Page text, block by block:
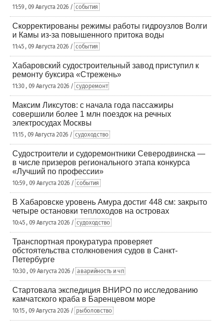
11:59 , 09 Августа 2026 / события
Скорректированы режимы работы гидроузлов Волги
и Камы из-за повышенного притока воды
11:45 , 09 Августа 2026 / события
Хабаровский судостроительный завод приступил к
ремонту буксира «Стрежень»
11:30 , 09 Августа 2026 / судоремонт
Максим Ликсутов: с начала года пассажиры
совершили более 1 млн поездок на речных
электросудах Москвы
11:15 , 09 Августа 2026 / судоходство
Судостроители и судоремонтники Северодвинска —
в числе призеров регионального этапа конкурса
«Лучший по профессии»
10:59 , 09 Августа 2026 / события
В Хабаровске уровень Амура достиг 448 см: закрыто
четыре остановки теплоходов на островах
10:45 , 09 Августа 2026 / судоходство
Транспортная прокуратура проверяет
обстоятельства столкновения судов в Санкт-
Петербурге
10:30 , 09 Августа 2026 / аварийность и чп
Стартовала экспедиция ВНИРО по исследованию
камчатского краба в Баренцевом море
10:15 , 09 Августа 2026 / рыболовство